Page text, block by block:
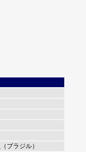
（ブラジル）